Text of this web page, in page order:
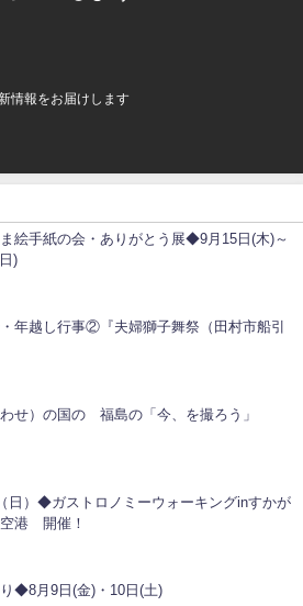
情報をお届けします
絵手紙の会・ありがとう展◆9月15日(木)～
)
年越し行事②『夫婦獅子舞祭（田村市船引
せ）の国の 福島の「今、を撮ろう」
日）◆ガストロノミーウォーキングinすかが
港 開催！
◆8月9日(金)・10日(土)